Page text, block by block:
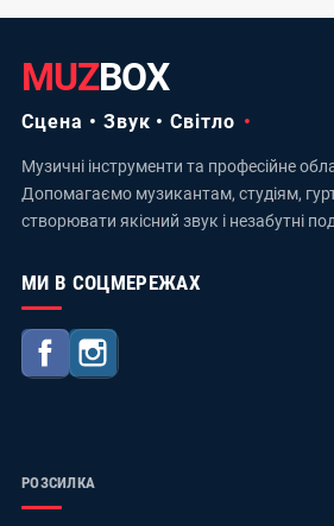
MUZBOX
Сцена • Звук • Світло
Музичні інструменти та професійне
Допомагаємо музикантам, студіям,
створювати якісний звук і незабутні
МИ В СОЦМЕРЕЖАХ
Facebook
РОЗСИЛКА